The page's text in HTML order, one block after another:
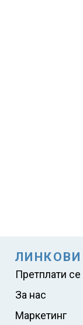
ЛИНКОВИ
Претплати се
За нас
Маркетинг